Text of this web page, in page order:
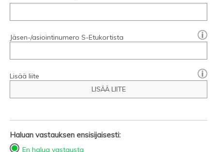
Jäsen-/asiointinumero S-Etukortista
Lisää liite
LISÄÄ LIITE
Haluan vastauksen ensisijaisesti:
En halua vastausta